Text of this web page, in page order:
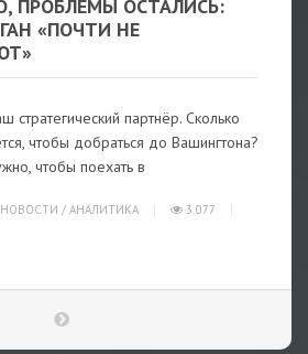
ПРОБЛЕМЫ ОСТАЛИСЬ:
«ПОЧТИ НЕ
стратегический партнёр. Сколько
чтобы добраться до Вашингтона?
чтобы поехать в
НОВОСТИ / АНАЛИТИКА
3 077